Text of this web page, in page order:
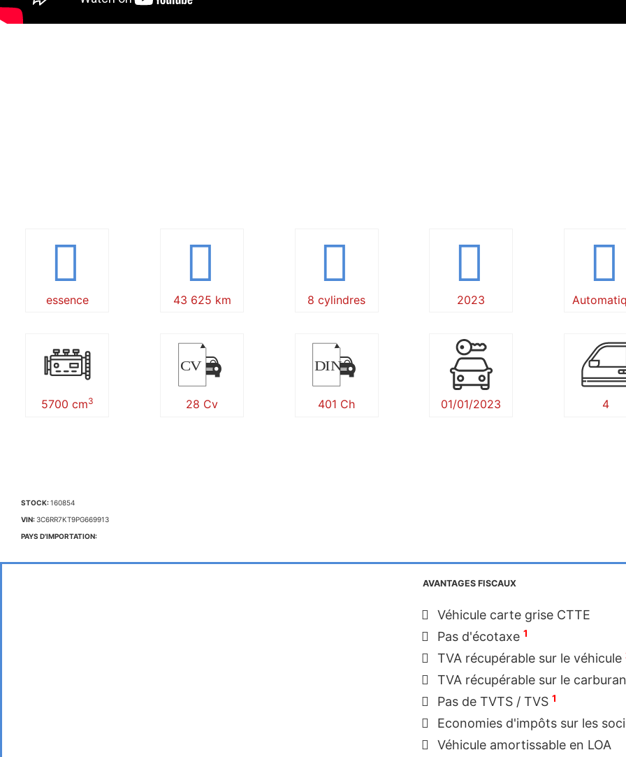
essence 43 625 km 8 cylindres 2023
5700 cm3
CV
28 Cv
DIN
401 Ch 01/01/2023 4
STOCK:160854
VIN:3C6RR7KT9PG669913
PAYS D'IMPORTATION:
AVANTAGES FISCAUX
Véhicule carte grise CTTE
Pas d'écotaxe 1
TVA récupérable sur le véhicule
TVA récupérable sur le
Pas de TVTS / TVS 1
Economies d'impôts sur les
Véhicule amortissable en LOA